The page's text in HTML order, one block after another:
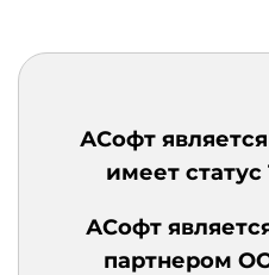
АCофт
имеет
АCофт
партнером